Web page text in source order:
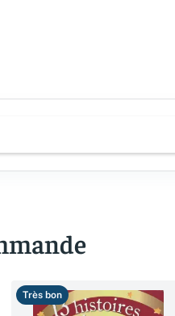
Très bon